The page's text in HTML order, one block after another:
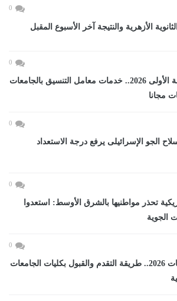
0
الأزهرية والنتيجة آخر الأسبوع المقبل
0
تنسيق المرحلة الأولى 2026.. خدمات معامل التنسيق بالجامعات
مجانا
0
الجو الإسرائيلى يرفع درجة الاستعداد
0
تحذر مواطنيها بالشرق الأوسط: استعدوا
الجوية
0
تنسيق الجامعات 2026.. طريقة التقدم والقبول بكليات الجامعات